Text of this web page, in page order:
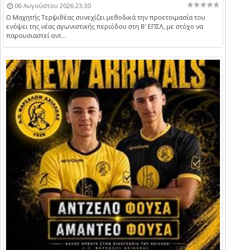
06 Αυγούστου 2026 23:30
Ο Μαχητής Τερψιθέας συνεχίζει μεθοδικά την προετοιμασία του
ενόψει της νέας αγωνιστικής περιόδου στη Β' ΕΠΣΛ, με στόχο να
παρουσιαστεί αντ...